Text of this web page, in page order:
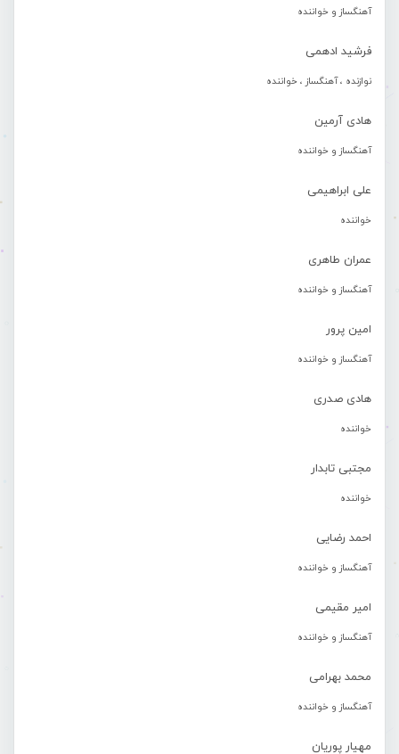
آهنگساز و خواننده
فرشید ادهمی
نوازنده ، آهنگساز ، خواننده
هادی آرمین
آهنگساز و خواننده
علی ابراهیمی
خواننده
عمران طاهری
آهنگساز و خواننده
امین پرور
آهنگساز و خواننده
هادی صدری
خواننده
مجتبی تابدار
خواننده
احمد رضایی
آهنگساز و خواننده
امیر مقیمی
آهنگساز و خواننده
محمد بهرامی
آهنگساز و خواننده
مهیار پوریان